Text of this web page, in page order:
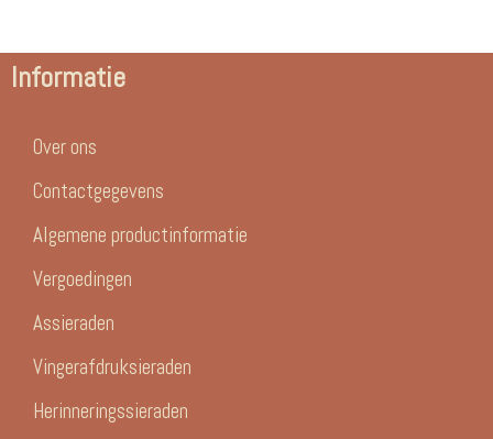
Informatie
Over ons
Contactgegevens
Algemene productinformatie
Vergoedingen
Assieraden
Vingerafdruksieraden
Herinneringssieraden